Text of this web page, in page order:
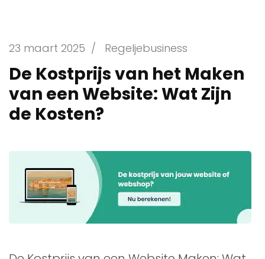
23 maart 2025 / Regeljebusiness
De Kostprijs van het Maken
van een Website: Wat Zijn
de Kosten?